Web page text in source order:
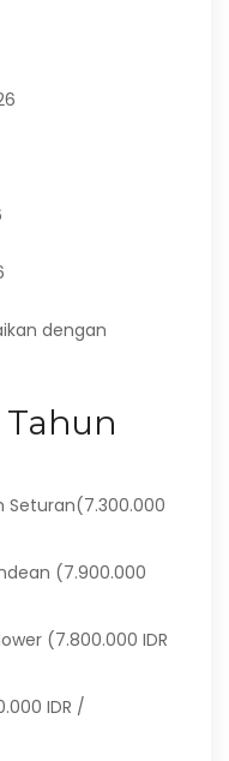
dengan
Seturan(7.300.000
(7.900.000
(7.800.000 IDR
IDR /